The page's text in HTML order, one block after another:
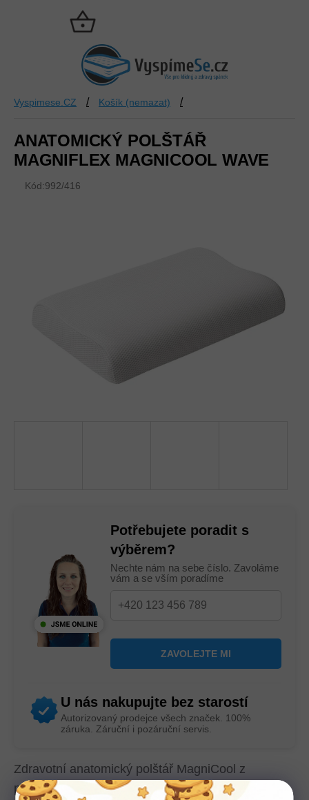
NÁKUPNÍ
KOŠÍK
Vyspimese.CZ / Košík (nemazat) /
ANATOMICKÝ POLŠTÁŘ
MAGNIFLEX MAGNICOOL WAVE
Kód:992/416
Potřebujete poradit s
výběrem?
Nechte nám na sebe číslo. Zavoláme
vám a se vším poradíme
U nás nakupujte bez starostí
Autorizovaný prodejce všech značek. 100%
záruka. Záruční i pozáruční servis.
Zdravotní anatomický polštář MagniCool z
patentované paměťové pěny Memoform vhodný